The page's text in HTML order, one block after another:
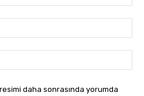
daha sonrasında yorumda